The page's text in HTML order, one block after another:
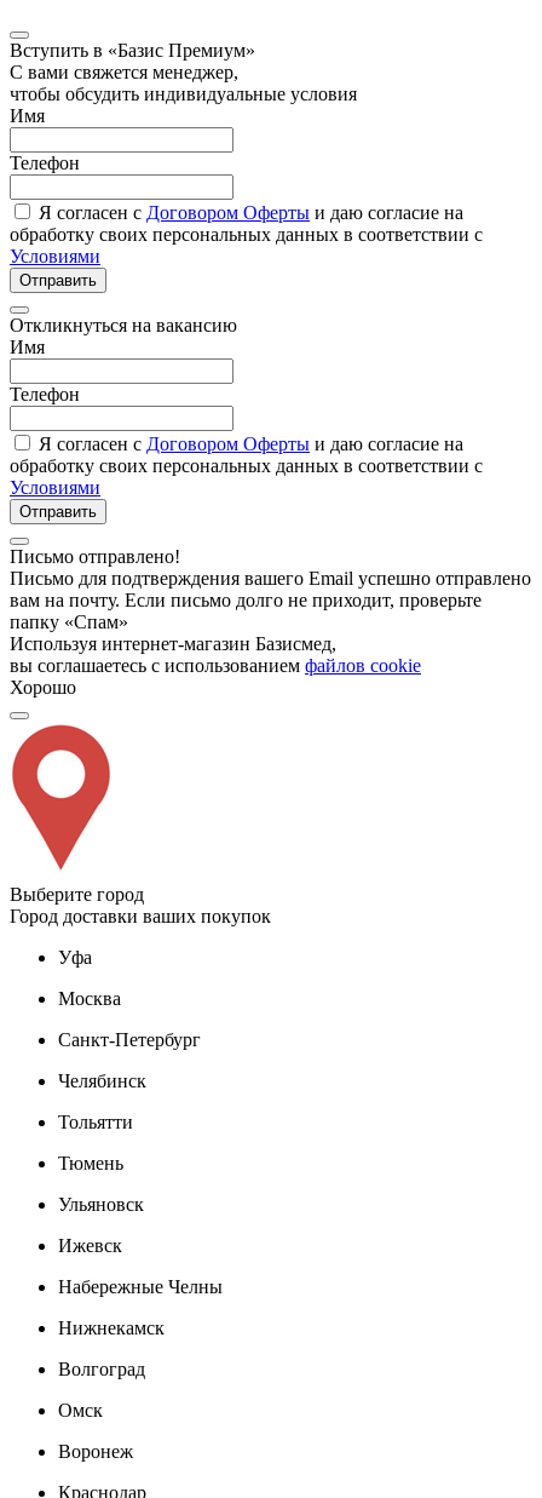
Вступить в «Базис Премиум»
С вами свяжется менеджер,
чтобы обсудить индивидуальные условия
Имя
Телефон
Я согласен с Договором Оферты и даю согласие на
обработку своих персональных данных в соответствии с
Условиями
Отправить
Откликнуться на вакансию
Имя
Телефон
Я согласен с Договором Оферты и даю согласие на
обработку своих персональных данных в соответствии с
Условиями
Отправить
Письмо отправлено!
Письмо для подтверждения вашего Email успешно отправлено
вам на почту. Если письмо долго не приходит, проверьте
папку «Спам»
Используя интернет-магазин Базисмед,
вы соглашаетесь с использованием файлов cookie
Хорошо
Выберите город
Город доставки ваших покупок
Уфа
Москва
Санкт-Петербург
Челябинск
Тольятти
Тюмень
Ульяновск
Ижевск
Набережные Челны
Нижнекамск
Волгоград
Омск
Воронеж
Краснодар